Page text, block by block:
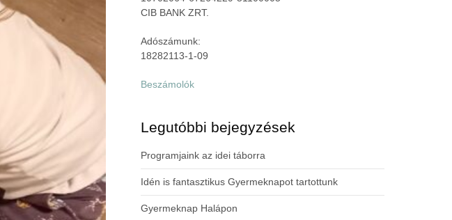
CIB BANK ZRT.
Adószámunk:
18282113-1-09
Beszámolók
Legutóbbi bejegyzések
Programjaink az idei táborra
Idén is fantasztikus Gyermeknapot tartottunk
Gyermeknap Halápon